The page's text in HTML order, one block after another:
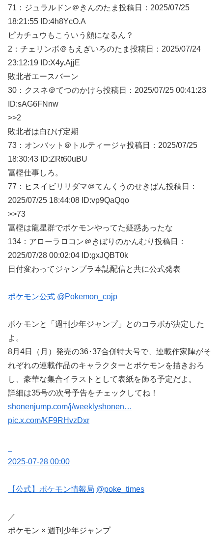
71： ジュラルドン＠きんのたま 投稿日：2025/07/25
18:21:55 ID:4h8YcO.A
ピカチュウもこういう顔になるん？
2： チェリンボ＠もえぎいろのたま 投稿日：2025/07/24
23:12:19 ID:X4y.AjjE
敗北者エースバーン
30： クスネ＠てつのかけら投稿日：2025/07/25 00:41:23
ID:sAG6FNnw
>>2
敗北者は白ひげ定期
73： オンバット＠トルティージャ投稿日：2025/07/25
18:30:43 ID:ZRt60uBU
冨樫仕事しろ。
77： ヒスイビリリダマ＠てんくうのせきばん投稿日：
2025/07/25 18:44:08 ID:vp9QaQqo
>>73
冨樫は龍星群でポケモンやってた疑惑あったな
134： アローラロコン＠きぼりのかんむり 投稿日：
2025/07/28 00:02:04 ID:gxJQBT0k
日付変わってジャンプラ本誌配信と共に公式発表
ポケモン公式 @Pokemon_cojp
ポケモンと「週刊少年ジャンプ」とのコラボが決定した
よ。
8月4日（月）発売の36･37合併特大号で、連載作家陣がそ
れぞれの連載作品のキャラクターとポケモンを描きおろ
し、豪華な集合イラストとして表紙を飾る予定だよ。
詳細は35号の次号予告をチェックしてね！
shonenjump.com/j/weeklyshonen…
pic.x.com/KF9RHvzDxr
2025-07-28 00:00
【公式】ポケモン情報局 @poke_times
／
ポケモン × 週刊少年ジャンプ